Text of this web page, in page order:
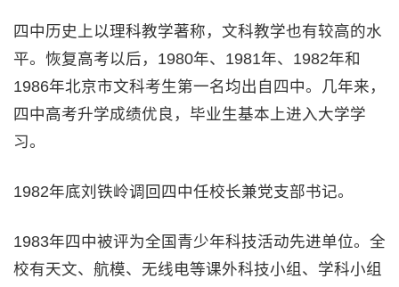
四中历史上以理科教学著称，文科教学也有较高的水
平。恢复高考以后，1980年、1981年、1982年和
1986年北京市文科考生第一名均出自四中。几年来，
四中高考升学成绩优良，毕业生基本上进入大学学
习。
1982年底刘铁岭调回四中任校长兼党支部书记。
1983年四中被评为全国青少年科技活动先进单位。全
校有天文、航模、无线电等课外科技小组、学科小组